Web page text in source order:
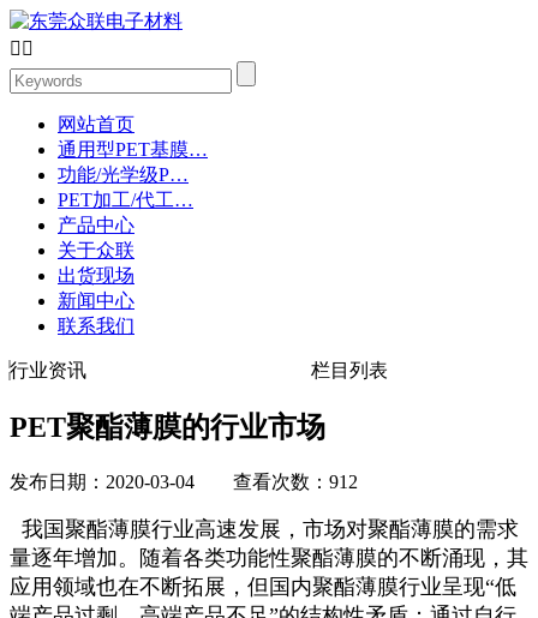
 
网站首页
通用型PET基膜…
功能/光学级P…
PET加工/代工…
产品中心
关于众联
出货现场
新闻中心
联系我们
行业资讯 栏目列表
PET聚酯薄膜的行业市场
发布日期：2020-03-04 查看次数：912
我国聚酯薄膜行业高速发展，市场对聚酯薄膜的需求
量逐年增加。随着各类功能性聚酯薄膜的不断涌现，其
应用领域也在不断拓展，但国内聚酯薄膜行业呈现“低